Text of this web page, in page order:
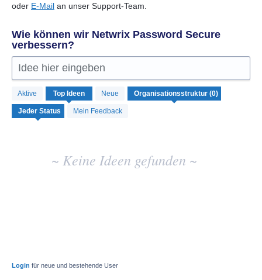
oder E-Mail an unser Support-Team.
Wie können wir Netwrix Password Secure
verbessern?
Idee hier eingeben
Aktive Top Ideen Neue
Mein Feedback
Keine
vorhandenen
Ideenergebnisse
~ Keine Ideen gefunden ~
Login für neue und bestehende User